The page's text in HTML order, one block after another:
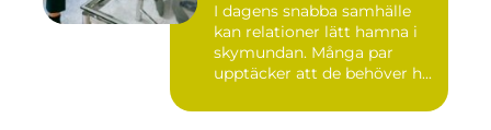
I dagens snabba samhälle
kan relationer lätt hamna i
skymundan. Många par
upptäcker att de behöver h...